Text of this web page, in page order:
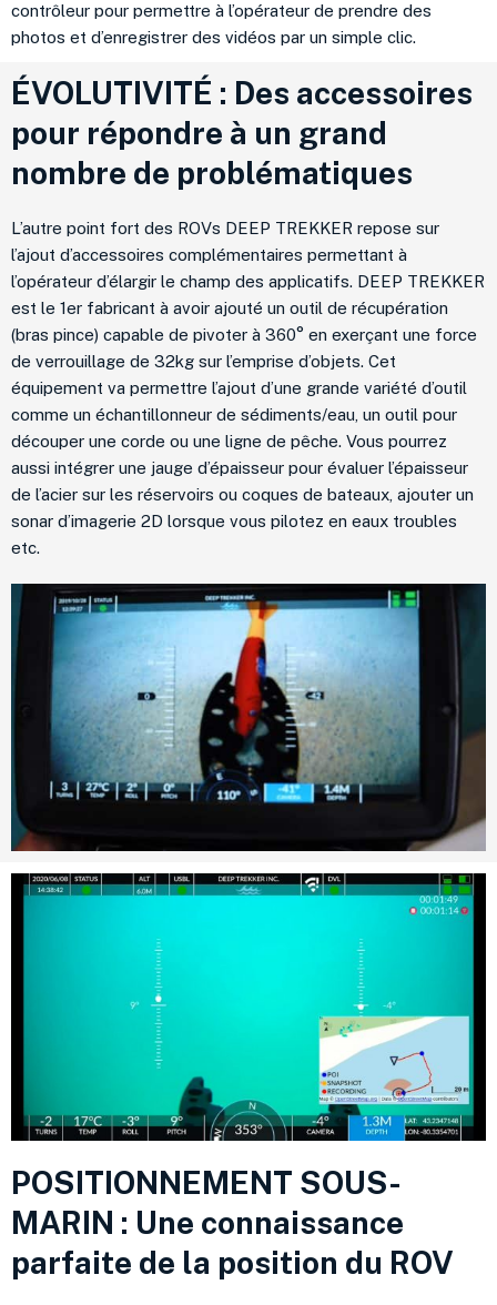
contrôleur pour permettre à l’opérateur de prendre des
photos et d’enregistrer des vidéos par un simple clic.
ÉVOLUTIVITÉ : Des accessoires
pour répondre à un grand
nombre de problématiques
L’autre point fort des ROVs DEEP TREKKER repose sur
l’ajout d’accessoires complémentaires permettant à
l’opérateur d’élargir le champ des applicatifs. DEEP TREKKER
est le 1er fabricant à avoir ajouté un outil de récupération
(bras pince) capable de pivoter à 360° en exerçant une force
de verrouillage de 32kg sur l’emprise d’objets. Cet
équipement va permettre l’ajout d’une grande variété d’outil
comme un échantillonneur de sédiments/eau, un outil pour
découper une corde ou une ligne de pêche. Vous pourrez
aussi intégrer une jauge d’épaisseur pour évaluer l’épaisseur
de l’acier sur les réservoirs ou coques de bateaux, ajouter un
sonar d’imagerie 2D lorsque vous pilotez en eaux troubles
etc.
POSITIONNEMENT SOUS-
MARIN : Une connaissance
parfaite de la position du ROV